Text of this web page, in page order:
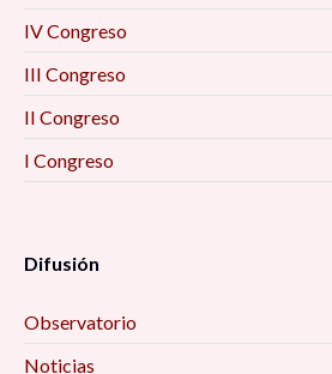
IV Congreso
III Congreso
II Congreso
I Congreso
Difusión
Observatorio
Noticias